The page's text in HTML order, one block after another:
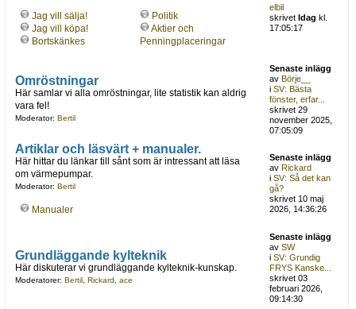
Jag vill sälja!
Jag vill köpa!
Bortskänkes
Politik
Aktier och
Penningplaceringar
elbil
skrivetIdag kl.
17:05:17
Omröstningar
Här samlar vi alla omröstningar, lite statistik kan aldrig
vara fel!
Moderator: Bertil
Senaste inlägg
avBörje__
iSV: Bästa
fönster, erfar...
skrivet 29
november 2025,
07:05:09
Artiklar och läsvärt + manualer.
Här hittar du länkar till sånt som är intressant att läsa
om värmepumpar.
Moderator: Bertil
Manualer
Senaste inlägg
avRickard
iSV: Så det kan
gå?
skrivet 10 maj
2026, 14:36:26
Grundläggande kylteknik
Här diskuterar vi grundläggande kylteknik-kunskap.
Moderatorer: Bertil, Rickard ace
Senaste inlägg
avSW
iSV: Grundig
FRYS Kanske...
skrivet 03
februari 2026,
09:14:30